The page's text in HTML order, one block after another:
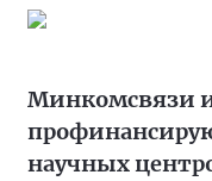
Минкомсвязи
научных